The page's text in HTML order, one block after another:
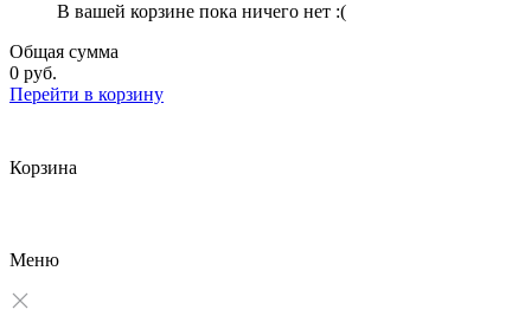
В вашей корзине пока ничего нет :(
Общая сумма
0 руб.
Перейти в корзину
Корзина
Меню